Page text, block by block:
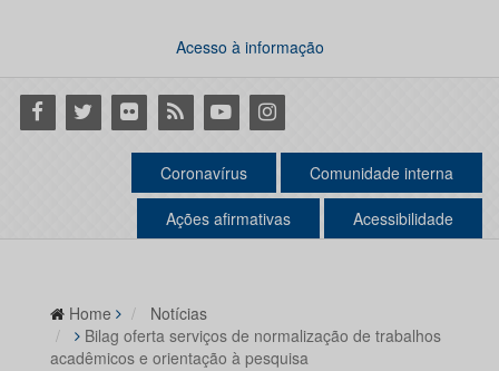
Acesso à informação
Facebook
Twitter Flickr RSS YoutubeInstagram
Coronavírus Comunidade interna
Ações afirmativas Acessibilidade
Home
Notícias
Bilag oferta serviços de normalização de trabalhos
acadêmicos e orientação à pesquisa